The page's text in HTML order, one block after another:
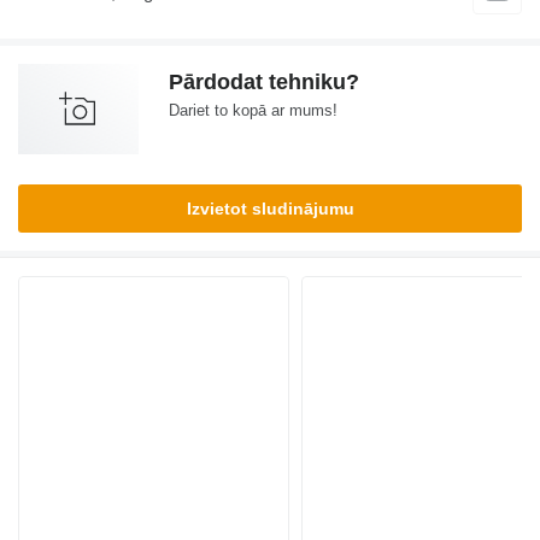
Pārdodat tehniku?
Dariet to kopā ar mums!
Izvietot sludinājumu